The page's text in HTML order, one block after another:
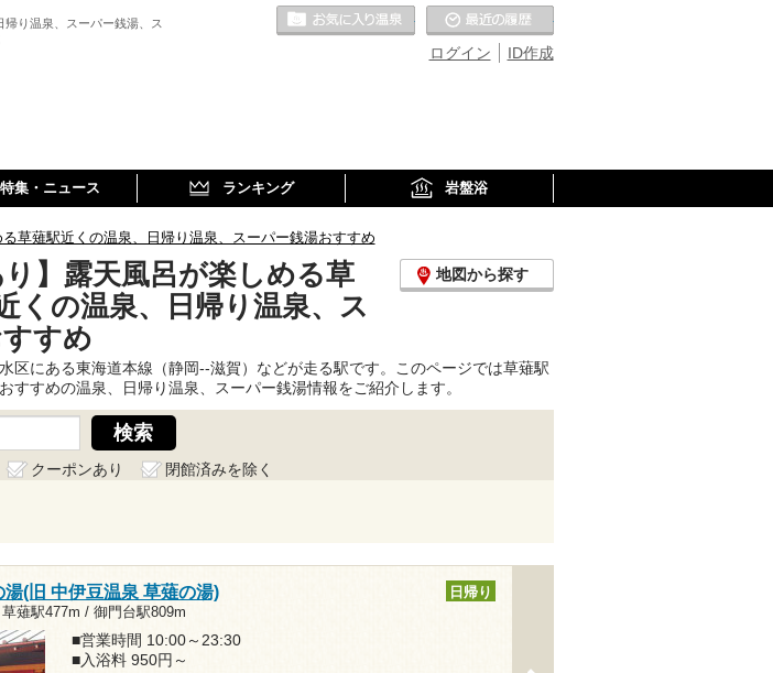
り温泉、スーパー銭湯、ス
ID作成
ログイン
お気に入りの温泉
特集・ニュース ランキング 岩盤浴
草薙駅近くの温泉、日帰り温泉、スーパー銭湯おすすめ
り】露天風呂が楽しめる草
くの温泉、日帰り温泉、ス
すめ
地図から探す
区にある東海道本線（静岡--滋賀）などが走る駅です。このページでは草薙駅
すすめの温泉、日帰り温泉、スーパー銭湯情報をご紹介します。
クーポンあり
閉館済みを除く
(旧 中伊豆温泉 草薙の湯)
草薙駅477m / 御門台駅809m
日帰り
■営業時間 10:00～23:30
■入浴料 950円～